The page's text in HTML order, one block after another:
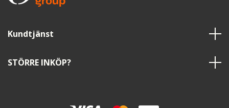
Kundtjänst
STÖRRE INKÖP?